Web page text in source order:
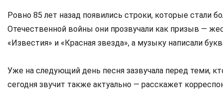
Ровно 85 лет назад появились строки, которые стали
Отечественной войны они прозвучали как призыв —
«Известия» и «Красная звезда», а музыку написали
Уже на следующий день песня зазвучала перед теми,
сегодня звучит также актуально — расскажет